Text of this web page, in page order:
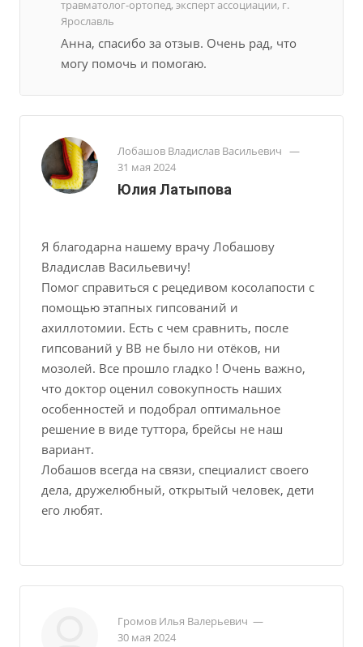
травматолог-ортопед, эксперт ассоциации, г.
Ярославль
Анна, спасибо за отзыв. Очень рад, что
могу помочь и помогаю.
Лобашов Владислав Васильевич —
31 мая 2024
Юлия Латыпова
Я благодарна нашему врачу Лобашову
Владислав Васильевичу!
Помог справиться с рецедивом косолапости с
помощью этапных гипсований и
ахиллотомии. Есть с чем сравнить, после
гипсований у ВВ не было ни отёков, ни
мозолей. Все прошло гладко ! Очень важно,
что доктор оценил совокупность наших
особенностей и подобрал оптимальное
решение в виде туттора, брейсы не наш
вариант.
Лобашов всегда на связи, специалист своего
дела, дружелюбный, открытый человек, дети
его любят.
Громов Илья Валерьевич —
30 мая 2024